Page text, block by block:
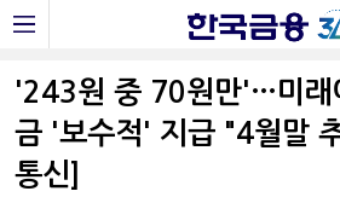
'243원 중 70원만'…미래
금 '보수적' 지급 "4월말
통신]